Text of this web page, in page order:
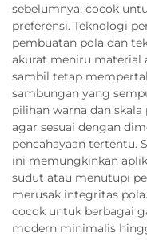
sebelumnya, cocok
preferensi. Teknologi
pembuatan pola dan
akurat meniru material
sambil tetap
sambungan yang
pilihan warna dan
agar sesuai dengan
pencahayaan tertentu.
ini memungkinkan
sudut atau menutupi
merusak integritas
cocok untuk berbagai
modern minimalis